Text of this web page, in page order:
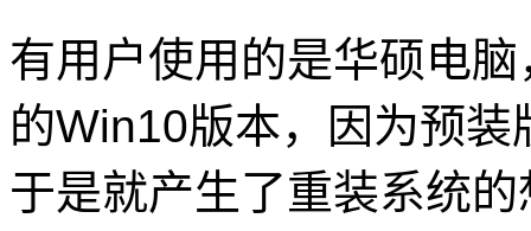
有用户使用的是华硕电
的Win10版本，因为预
于是就产生了重装系统